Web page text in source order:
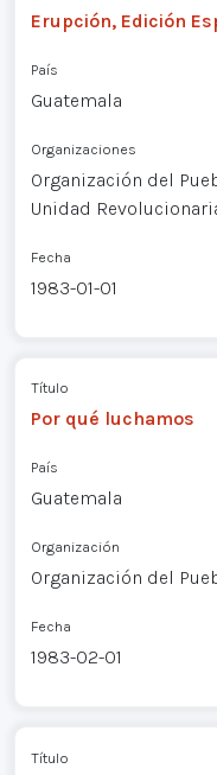
Erupción, Edición
País
Guatemala
Organizaciones
Organización del
Unidad
Fecha
1983-01-01
Título
Por qué luchamos
País
Guatemala
Organización
Organización del
Fecha
1983-02-01
Título